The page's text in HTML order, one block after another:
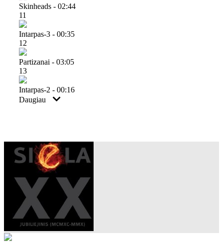
Skinheads - 02:44
11
Intarpas-3 - 00:35
12
Partizanai - 03:05
13
Intarpas-2 - 00:16
Daugiau